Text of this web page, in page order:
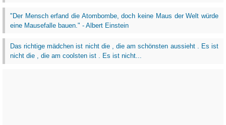
"Der Mensch erfand die Atombombe, doch keine Maus der Welt würde
eine Mausefalle bauen." - Albert Einstein
Das richtige mädchen ist nicht die , die am schönsten aussieht . Es ist
nicht die , die am coolsten ist . Es ist nicht...